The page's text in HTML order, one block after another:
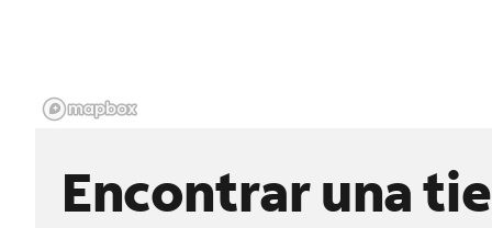
Encontrar una